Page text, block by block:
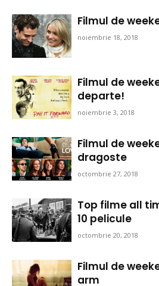
Filmul de
noiembrie 18, 2018
Filmul de
departe!
noiembrie 3, 2018
Filmul de
dragoste
octombrie 27, 2018
Top filme all
10 pelicule
octombrie 20, 2018
Filmul de
arm